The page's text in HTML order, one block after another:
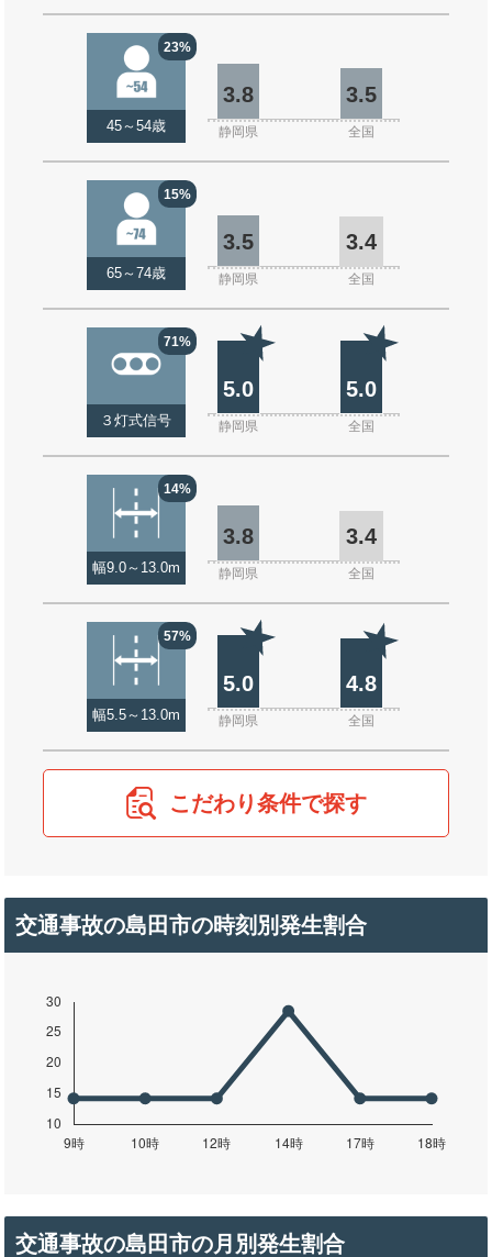
23%
45～54歳
3.8 3.5
静岡県 全国
15%
65～74歳
3.5 3.4
静岡県 全国
71%
３灯式信号
5.0 5.0
静岡県 全国
14%
幅9.0～13.0m
3.8 3.4
静岡県 全国
57%
幅5.5～13.0m
5.0 4.8
静岡県 全国
こだわり条件で探す
交通事故の島田市の時刻別発生割合
交通事故の島田市の月別発生割合